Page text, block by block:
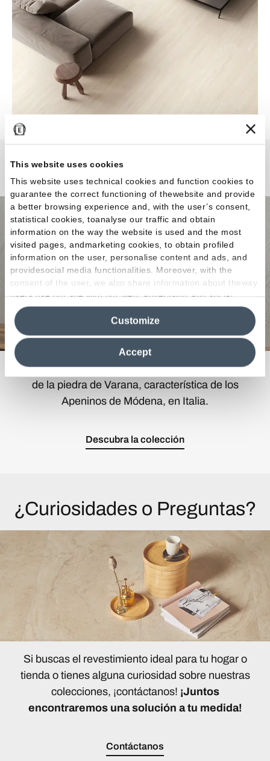
This website uses cookies
This website uses technical cookies and function cookies to
guarantee the correct functioning of thewebsite and provide
a better browsing experience and, with the user’s consent,
statistical cookies, toanalyse our traffic and obtain
information on the way the website is used and the most
visited pages, andmarketing cookies, to obtain profiled
information on the user, personalise content and ads, and
providesocial media functionalities. Moreover, with the
consent of the user, we also share information about theway
users use our site with our web, advertising and social
media analytics partners, who may combine itwith other
information in their possession. By closing this banner,
clicking on "Reject", it will be possible tocontinue browsing
the site after installing only technical cookies. For more
information see the
Cookie Policy
Accept
Customize
Varana Stone
Esta colección le rinde homenaje a la belleza única
de la piedra de Varana, característica de los
Apeninos de Módena, en Italia.
Descubra la colección
¿Curiosidades o Preguntas?
Si buscas el revestimiento ideal para tu hogar o
tienda o tienes alguna curiosidad sobre nuestras
colecciones, ¡contáctanos! ¡Juntos
encontraremos una solución a tu medida!
Contáctanos